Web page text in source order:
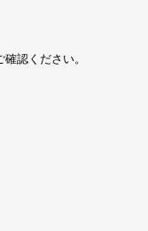
確認ください。